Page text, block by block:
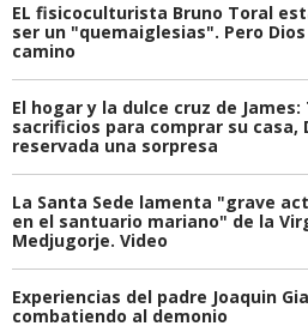
EL fisicoculturista Bruno Toral
ser un "quemaiglesias". Pero
camino
El hogar y la dulce cruz de James:
sacrificios para comprar su casa,
reservada una sorpresa
La Santa Sede lamenta "grave
en el santuario mariano" de la
Medjugorje. Video
Experiencias del padre Joaquin
combatiendo al demonio